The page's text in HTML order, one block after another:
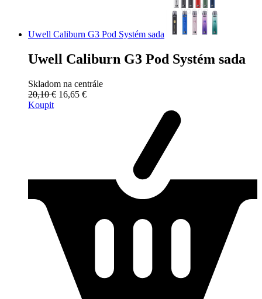
Uwell Caliburn G3 Pod Systém sada
Uwell Caliburn G3 Pod Systém sada
Skladom na centrále
20,10 € 16,65 €
Koupit